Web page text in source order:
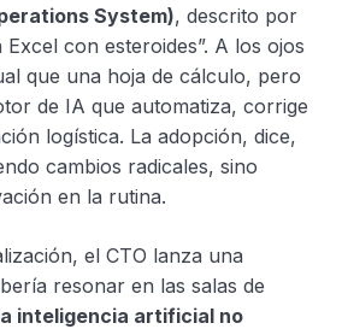
System), descrito por
con esteroides”. A los ojos
que una hoja de cálculo, pero
de IA que automatiza, corrige
logística. La adopción, dice,
cambios radicales, sino
en la rutina.
el CTO lanza una
resonar en las salas de
inteligencia artificial no